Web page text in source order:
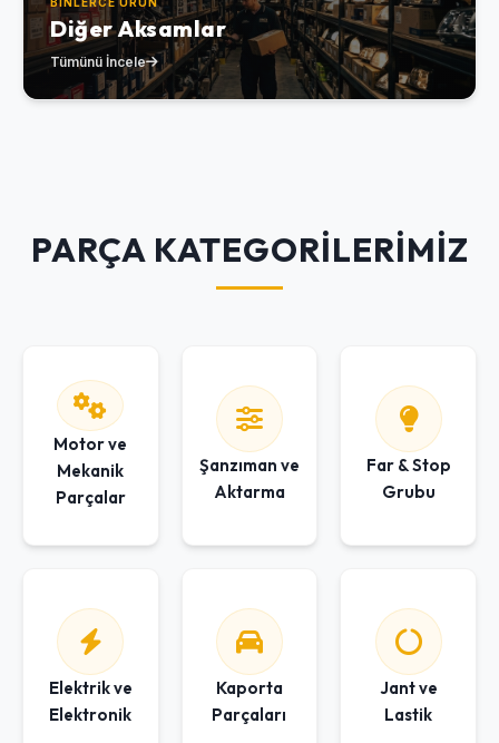
Diğer Aksamlar
Tümünü İncele
PARÇA KATEGORİLERİMİZ
Motor ve
Mekanik
Parçalar
Şanzıman ve
Aktarma
Far & Stop
Grubu
Elektrik ve
Elektronik
Kaporta
Parçaları
Jant ve
Lastik